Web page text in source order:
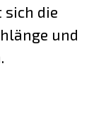
sich die
und